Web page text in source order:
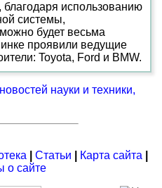
использованию
системы,
будет весьма
проявили ведущие
Toyota, Ford и BMW.
науки и техники,
Статьи Карта сайта
о сайте